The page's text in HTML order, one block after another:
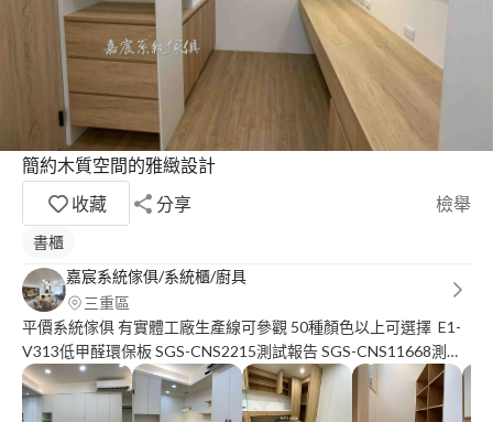
簡約木質空間的雅緻設計
收藏
分享 檢舉
書櫃
嘉宸系統傢俱/系統櫃/廚具
三重區
平價系統傢俱 有實體工廠生產線可參觀 50種顏色以上可選擇 E1-
V313低甲醛環保板 SGS-CNS2215測試報告 SGS-CNS11668測試
報告 用最安全的材料 打造你最溫暖的家 #衣櫃 #鞋櫃 #櫥櫃 #浴櫃
只要有櫃就讓您不貴 新竹以北 丈量詢問計價請洽 小蔡☎️ :零九壹